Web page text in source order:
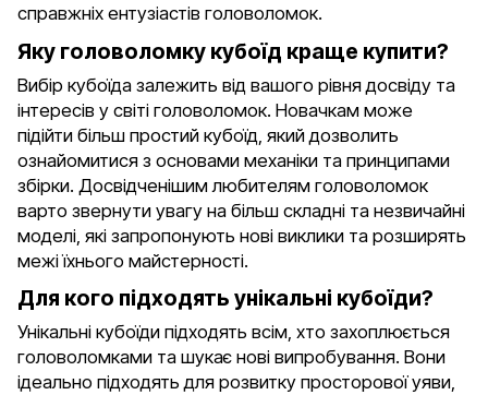
справжніх ентузіастів головоломок.
Яку головоломку кубоїд краще купити?
Вибір кубоїда залежить від вашого рівня досвіду та
інтересів у світі головоломок. Новачкам може
підійти більш простий кубоїд, який дозволить
ознайомитися з основами механіки та принципами
збірки. Досвідченішим любителям головоломок
варто звернути увагу на більш складні та незвичайні
моделі, які запропонують нові виклики та розширять
межі їхнього майстерності.
Для кого підходять унікальні кубоїди?
Унікальні кубоїди підходять всім, хто захоплюється
головоломками та шукає нові випробування. Вони
ідеально підходять для розвитку просторової уяви,